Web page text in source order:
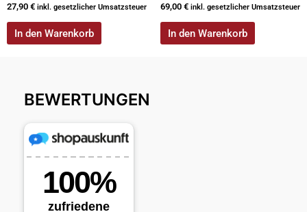
27,90 € inkl. gesetzlicher Umsatzsteuer
In den Warenkorb
69,00 € inkl. gesetzlicher Umsatzsteuer
In den Warenkorb
BEWERTUNGEN